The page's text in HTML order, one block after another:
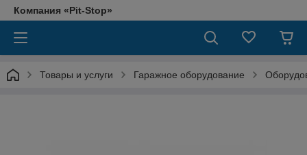
Компания «Pit-Stop»
Товары и услуги Гаражное оборудование